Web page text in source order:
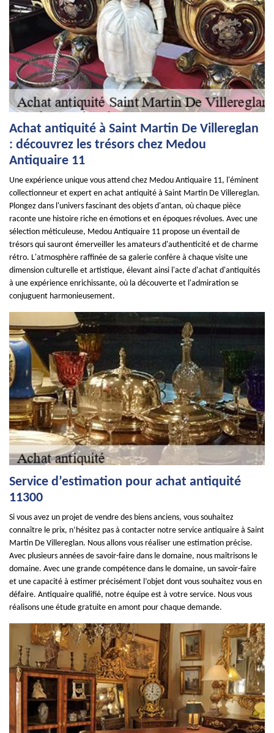
Achat antiquité à Saint Martin De Villereglan
: découvrez les trésors chez Medou
Antiquaire 11
Une expérience unique vous attend chez Medou Antiquaire 11, l'éminent
collectionneur et expert en achat antiquité à Saint Martin De Villereglan.
Plongez dans l'univers fascinant des objets d'antan, où chaque pièce
raconte une histoire riche en émotions et en époques révolues. Avec une
sélection méticuleuse, Medou Antiquaire 11 propose un éventail de
trésors qui sauront émerveiller les amateurs d'authenticité et de charme
rétro. L'atmosphère raffinée de sa galerie confère à chaque visite une
dimension culturelle et artistique, élevant ainsi l'acte d'achat d'antiquités
à une expérience enrichissante, où la découverte et l'admiration se
conjuguent harmonieusement.
Service d’estimation pour achat antiquité
11300
Si vous avez un projet de vendre des biens anciens, vous souhaitez
connaître le prix, n’hésitez pas à contacter notre service antiquaire à Saint
Martin De Villereglan. Nous allons vous réaliser une estimation précise.
Avec plusieurs années de savoir-faire dans le domaine, nous maîtrisons le
domaine. Avec une grande compétence dans le domaine, un savoir-faire
et une capacité à estimer précisément l’objet dont vous souhaitez vous en
défaire. Antiquaire qualifié, notre équipe est à votre service. Nous vous
réalisons une étude gratuite en amont pour chaque demande.